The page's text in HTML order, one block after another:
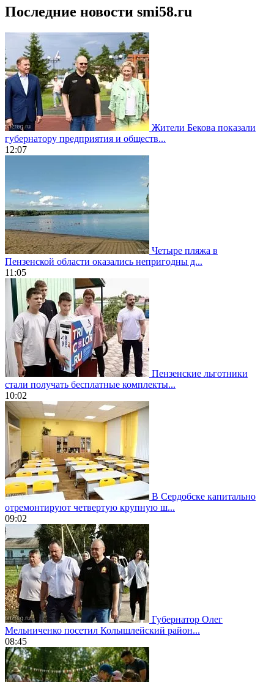
Последние новости smi58.ru
Жители Бекова показали
губернатору предприятия и обществ...
12:07
Четыре пляжа в
Пензенской области оказались непригодны д...
11:05
Пензенские льготники
стали получать бесплатные комплекты...
10:02
В Сердобске капитально
отремонтируют четвертую крупную ш...
09:02
Губернатор Олег
Мельниченко посетил Колышлейский район...
08:45